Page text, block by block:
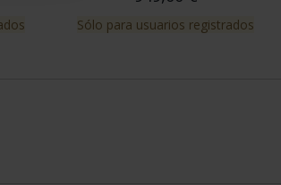
Sólo para usuarios registrados